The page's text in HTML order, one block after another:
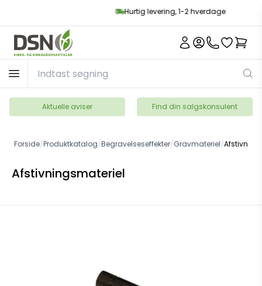
Hurtig levering, 1-2 hverdage
Aktuelle aviser Find din salgskonsulent
Forside/Produktkatalog/Begravelseseffekter/Gravmateriel/
Afstivningsmateriel